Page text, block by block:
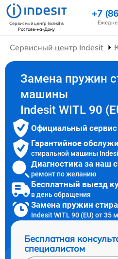
Сервисный центр Indesitв
Ростове-на-Дону
+7
Сервисный центр Indesit
Замена пружин
машины
Indesit WITL 90
Официальный сервис
Гарантийное
стиральной машины
Диагностика за наш
ремонт по желанию
Бесплатный выезд
в день обращения
Замена пружин
Indesit WITL 90 (EU) от 35
Бесплатная
специалистом